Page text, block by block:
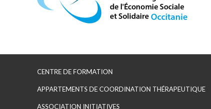
CENTRE DE FORMATION
APPARTEMENTS DE COORDINATION THÉRAPEUTIQUE
ASSOCIATION INITIATIVES